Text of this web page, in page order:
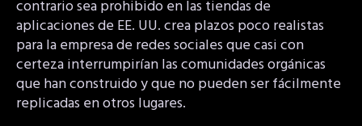
contrario sea prohibido en las tiendas de
aplicaciones de EE. UU. crea plazos poco realistas
para la empresa de redes sociales que casi con
certeza interrumpirían las comunidades orgánicas
que han construido y que no pueden ser fácilmente
replicadas en otros lugares.